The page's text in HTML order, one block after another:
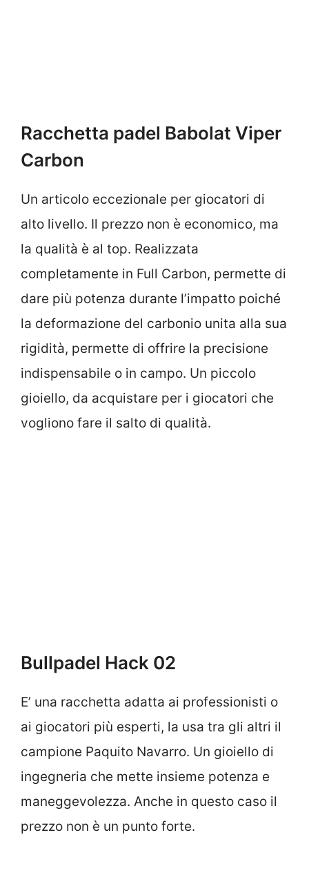
Racchetta padel Babolat Viper
Carbon
Un articolo eccezionale per giocatori di
alto livello. Il prezzo non è economico, ma
la qualità è al top. Realizzata
completamente in Full Carbon, permette di
dare più potenza durante l’impatto poiché
la deformazione del carbonio unita alla sua
rigidità, permette di offrire la precisione
indispensabile o in campo. Un piccolo
gioiello, da acquistare per i giocatori che
vogliono fare il salto di qualità.
Bullpadel Hack 02
E’ una racchetta adatta ai professionisti o
ai giocatori più esperti, la usa tra gli altri il
campione Paquito Navarro. Un gioiello di
ingegneria che mette insieme potenza e
maneggevolezza. Anche in questo caso il
prezzo non è un punto forte.